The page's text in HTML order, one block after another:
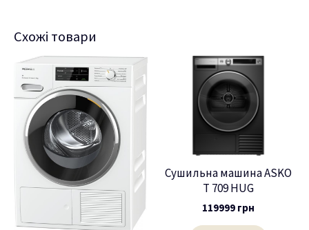
Схожі товари
Сушильна машина ASKO
T 709 HUG
119999 грн